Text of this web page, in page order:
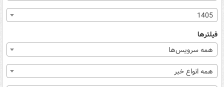
1405
فیلترها
همه سرویس‌ها
همه انواع خبر